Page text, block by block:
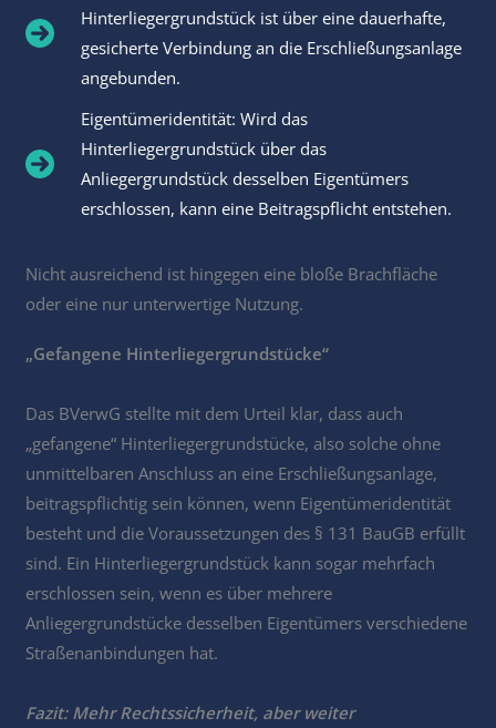
Hinterliegergrundstück ist über eine dauerhafte,
gesicherte Verbindung an die Erschließungsanlage
angebunden.
Eigentümeridentität: Wird das
Hinterliegergrundstück über das
Anliegergrundstück desselben Eigentümers
erschlossen, kann eine Beitragspflicht entstehen.
Nicht ausreichend ist hingegen eine bloße Brachfläche
oder eine nur unterwertige Nutzung.
„Gefangene Hinterliegergrundstücke“
Das BVerwG stellte mit dem Urteil klar, dass auch
„gefangene“ Hinterliegergrundstücke, also solche ohne
unmittelbaren Anschluss an eine Erschließungsanlage,
beitragspflichtig sein können, wenn Eigentümeridentität
besteht und die Voraussetzungen des § 131 BauGB erfüllt
sind. Ein Hinterliegergrundstück kann sogar mehrfach
erschlossen sein, wenn es über mehrere
Anliegergrundstücke desselben Eigentümers verschiedene
Straßenanbindungen hat.
Fazit: Mehr Rechtssicherheit, aber weiter